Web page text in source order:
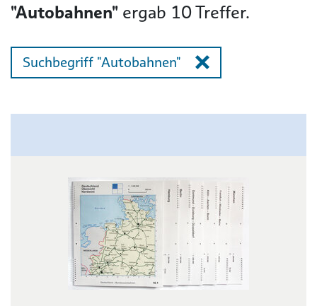
"Autobahnen" ergab 10Treffer.
Suchbegriff "Autobahnen"